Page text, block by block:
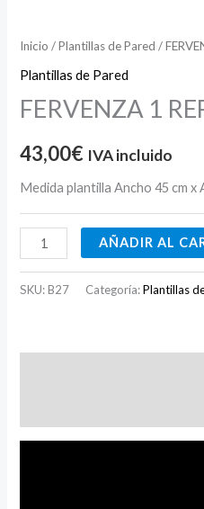
Inicio /Plantillas de Pared /
Plantillas de Pared
FERVENZA 1
43,00€ IVA incluido
Medida plantilla Ancho 45 cm x
AÑADIR AL
SKU:B27 Categoría:Plantillas